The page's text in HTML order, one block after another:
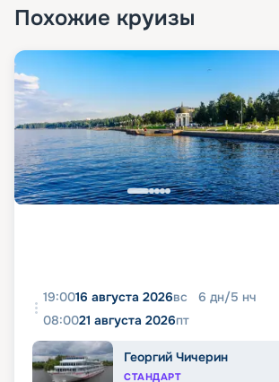
Похожие круизы
19:0016 августа 2026вс 6 дн/5 нч
08:0021 августа 2026пт
Георгий Чичерин
СТАНДАРТ